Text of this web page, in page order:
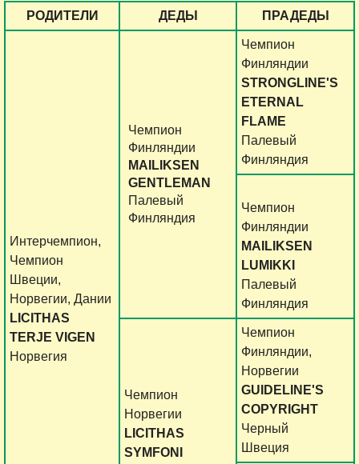
РОДИТЕЛИ
ДЕДЫ ПРАДЕДЫ
Интерчемпион,
Чемпион
Швеции,
Норвегии, Дании
LICITHAS
TERJE VIGEN
Норвегия
Чемпион
Финляндии
MAILIKSEN
GENTLEMAN
Палевый
Финляндия
Чемпион
Финляндии
STRONGLINE'S
ETERNAL
FLAME
Палевый
Финляндия
Чемпион
Финляндии
MAILIKSEN
LUMIKKI
Палевый
Финляндия
Чемпион
Норвегии
LICITHAS
SYMFONI
Чемпион
Финляндии,
Норвегии
GUIDELINE'S
COPYRIGHT
Черный
Швеция